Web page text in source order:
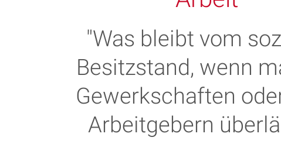
"Was bleibt vom
Besitzstand, wenn
Gewerkschaften
Arbeitgebern